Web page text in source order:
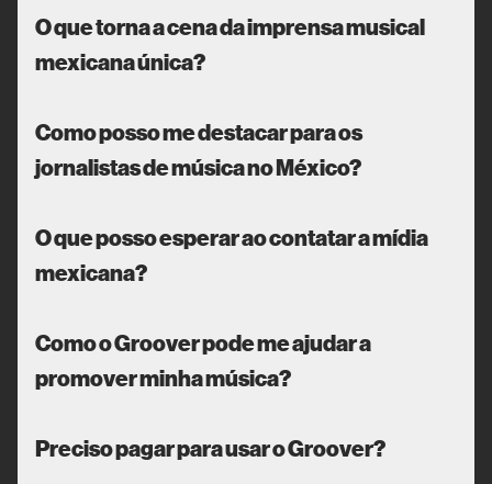
O que torna a cena da imprensa musical
mexicana única?
Como posso me destacar para os
jornalistas de música no México?
O que posso esperar ao contatar a mídia
mexicana?
Como o Groover pode me ajudar a
promover minha música?
Preciso pagar para usar o Groover?